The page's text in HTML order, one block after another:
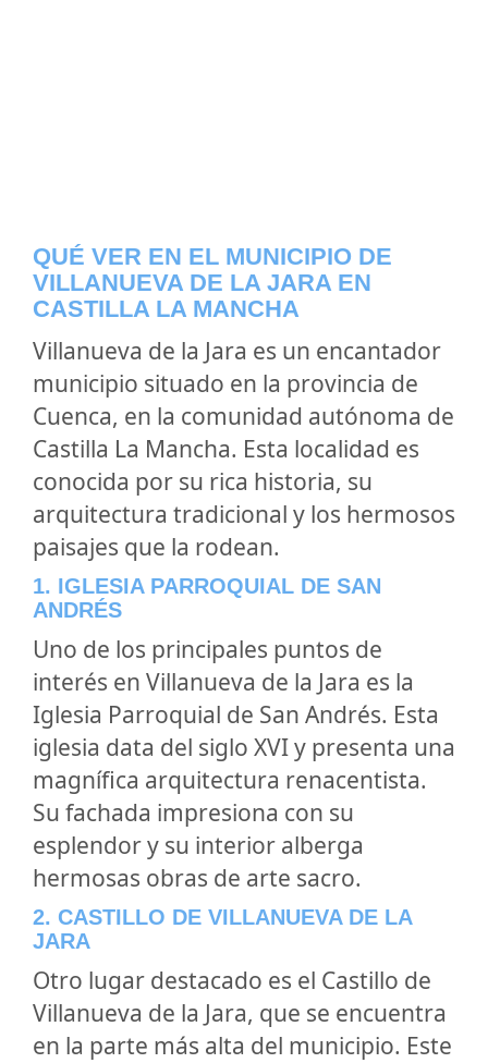
QUÉ VER EN EL MUNICIPIO DE
VILLANUEVA DE LA JARA EN
CASTILLA LA MANCHA
Villanueva de la Jara es un encantador
municipio situado en la provincia de
Cuenca, en la comunidad autónoma de
Castilla La Mancha. Esta localidad es
conocida por su rica historia, su
arquitectura tradicional y los hermosos
paisajes que la rodean.
1. IGLESIA PARROQUIAL DE SAN
ANDRÉS
Uno de los principales puntos de
interés en Villanueva de la Jara es la
Iglesia Parroquial de San Andrés. Esta
iglesia data del siglo XVI y presenta una
magnífica arquitectura renacentista.
Su fachada impresiona con su
esplendor y su interior alberga
hermosas obras de arte sacro.
2. CASTILLO DE VILLANUEVA DE LA
JARA
Otro lugar destacado es el Castillo de
Villanueva de la Jara, que se encuentra
en la parte más alta del municipio. Este